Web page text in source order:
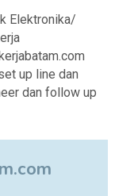
Elektronika/
up line dan
dan follow up